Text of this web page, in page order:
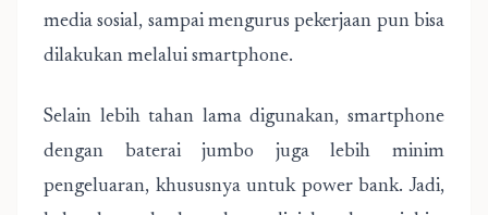
media sosial, sampai mengurus pekerjaan pun bisa
dilakukan melalui smartphone.
Selain lebih tahan lama digunakan, smartphone
dengan baterai jumbo juga lebih minim
pengeluaran, khususnya untuk power bank. Jadi,